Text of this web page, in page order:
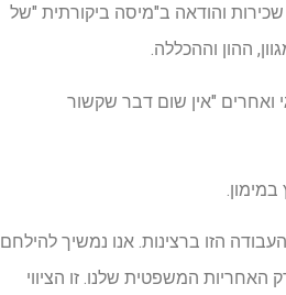
להחזרת המימון, הכוללים שכירות והודאה ב"מיסה ביקורתית "של
ההון וההכללה.
ואחרים "אין שום דבר שקשור
הזו ברצינות. אנו נמשיך להילחם
האחריות המשפטית שלנו. זו הציווי